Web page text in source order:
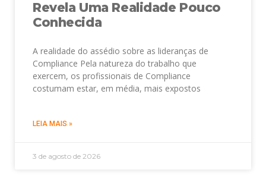
Revela Uma Realidade Pouco
Conhecida
A realidade do assédio sobre as lideranças de
Compliance Pela natureza do trabalho que
exercem, os profissionais de Compliance
costumam estar, em média, mais expostos
LEIA MAIS »
3 de agosto de 2026